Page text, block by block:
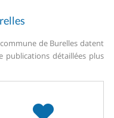
de Burelles datent
publications détaillées plus